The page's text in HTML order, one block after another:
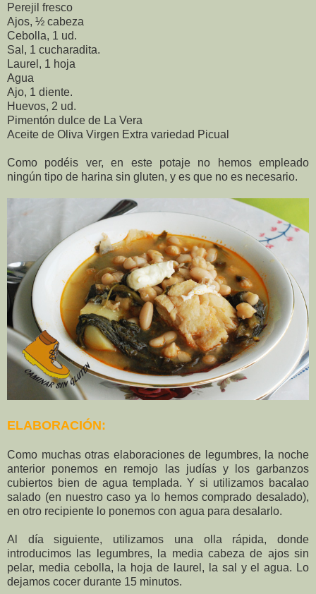
Perejil fresco
Ajos, ½ cabeza
Cebolla, 1 ud.
Sal, 1 cucharadita.
Laurel, 1 hoja
Agua
Ajo, 1 diente.
Huevos, 2 ud.
Pimentón dulce de La Vera
Aceite de Oliva Virgen Extra variedad Picual
Como podéis ver, en este potaje no hemos empleado
ningún tipo de harina sin gluten, y es que no es necesario.
ELABORACIÓN:
Como muchas otras elaboraciones de legumbres, la noche
anterior ponemos en remojo las judías y los garbanzos
cubiertos bien de agua templada. Y si utilizamos bacalao
salado (en nuestro caso ya lo hemos comprado desalado),
en otro recipiente lo ponemos con agua para desalarlo.
Al día siguiente, utilizamos una olla rápida, donde
introducimos las legumbres, la media cabeza de ajos sin
pelar, media cebolla, la hoja de laurel, la sal y el agua. Lo
dejamos cocer durante 15 minutos.